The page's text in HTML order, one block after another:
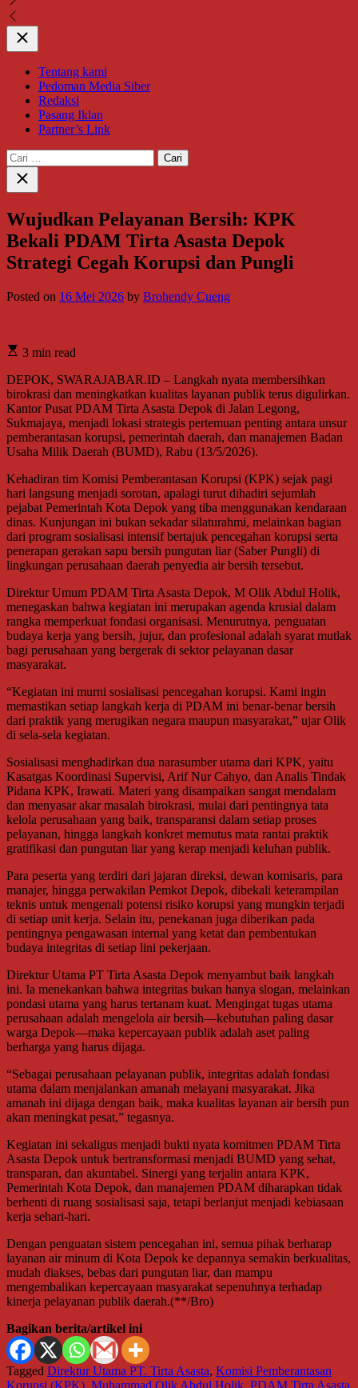
Close
Tentang kami
Pedoman Media Siber
Redaksi
Pasang Iklan
Partner’s Link
Cari
untuk:
Close
search
Wujudkan Pelayanan Bersih: KPK
Bekali PDAM Tirta Asasta Depok
Strategi Cegah Korupsi dan Pungli
Posted on 16 Mei 2026 by Brohendy Cueng
3 min read
DEPOK, SWARAJABAR.ID – Langkah nyata membersihkan
birokrasi dan meningkatkan kualitas layanan publik terus digulirkan.
Kantor Pusat PDAM Tirta Asasta Depok di Jalan Legong,
Sukmajaya, menjadi lokasi strategis pertemuan penting antara unsur
pemberantasan korupsi, pemerintah daerah, dan manajemen Badan
Usaha Milik Daerah (BUMD), Rabu (13/5/2026).
Kehadiran tim Komisi Pemberantasan Korupsi (KPK) sejak pagi
hari langsung menjadi sorotan, apalagi turut dihadiri sejumlah
pejabat Pemerintah Kota Depok yang tiba menggunakan kendaraan
dinas. Kunjungan ini bukan sekadar silaturahmi, melainkan bagian
dari program sosialisasi intensif bertajuk pencegahan korupsi serta
penerapan gerakan sapu bersih pungutan liar (Saber Pungli) di
lingkungan perusahaan daerah penyedia air bersih tersebut.
Direktur Umum PDAM Tirta Asasta Depok, M Olik Abdul Holik,
menegaskan bahwa kegiatan ini merupakan agenda krusial dalam
rangka memperkuat fondasi organisasi. Menurutnya, penguatan
budaya kerja yang bersih, jujur, dan profesional adalah syarat mutlak
bagi perusahaan yang bergerak di sektor pelayanan dasar
masyarakat.
“Kegiatan ini murni sosialisasi pencegahan korupsi. Kami ingin
memastikan setiap langkah kerja di PDAM ini benar-benar bersih
dari praktik yang merugikan negara maupun masyarakat,” ujar Olik
di sela-sela kegiatan.
Sosialisasi menghadirkan dua narasumber utama dari KPK, yaitu
Kasatgas Koordinasi Supervisi, Arif Nur Cahyo, dan Analis Tindak
Pidana KPK, Irawati. Materi yang disampaikan sangat mendalam
dan menyasar akar masalah birokrasi, mulai dari pentingnya tata
kelola perusahaan yang baik, transparansi dalam setiap proses
pelayanan, hingga langkah konkret memutus mata rantai praktik
gratifikasi dan pungutan liar yang kerap menjadi keluhan publik.
Para peserta yang terdiri dari jajaran direksi, dewan komisaris, para
manajer, hingga perwakilan Pemkot Depok, dibekali keterampilan
teknis untuk mengenali potensi risiko korupsi yang mungkin terjadi
di setiap unit kerja. Selain itu, penekanan juga diberikan pada
pentingnya pengawasan internal yang ketat dan pembentukan
budaya integritas di setiap lini pekerjaan.
Direktur Utama PT Tirta Asasta Depok menyambut baik langkah
ini. Ia menekankan bahwa integritas bukan hanya slogan, melainkan
pondasi utama yang harus tertanam kuat. Mengingat tugas utama
perusahaan adalah mengelola air bersih—kebutuhan paling dasar
warga Depok—maka kepercayaan publik adalah aset paling
berharga yang harus dijaga.
“Sebagai perusahaan pelayanan publik, integritas adalah fondasi
utama dalam menjalankan amanah melayani masyarakat. Jika
amanah ini dijaga dengan baik, maka kualitas layanan air bersih pun
akan meningkat pesat,” tegasnya.
Kegiatan ini sekaligus menjadi bukti nyata komitmen PDAM Tirta
Asasta Depok untuk bertransformasi menjadi BUMD yang sehat,
transparan, dan akuntabel. Sinergi yang terjalin antara KPK,
Pemerintah Kota Depok, dan manajemen PDAM diharapkan tidak
berhenti di ruang sosialisasi saja, tetapi berlanjut menjadi kebiasaan
kerja sehari-hari.
Dengan penguatan sistem pencegahan ini, semua pihak berharap
layanan air minum di Kota Depok ke depannya semakin berkualitas,
mudah diakses, bebas dari pungutan liar, dan mampu
mengembalikan kepercayaan masyarakat sepenuhnya terhadap
kinerja pelayanan publik daerah.(**/Bro)
Bagikan berita/artikel ini
Tagged Direktur Utama PT. Tirta Asasta, Komisi Pemberantasan
Korupsi (KPK), Muhammad Olik Abdul Holik, PDAM Tirta Asasta